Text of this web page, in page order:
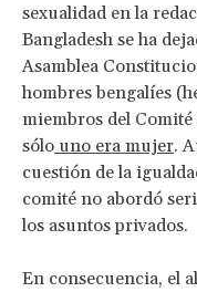
sexualidad en la
Bangladesh se ha
Asamblea
hombres bengalíes
miembros del
sólo uno era mujer.
cuestión de la
comité no abordó
los asuntos privados.
En consecuencia, el